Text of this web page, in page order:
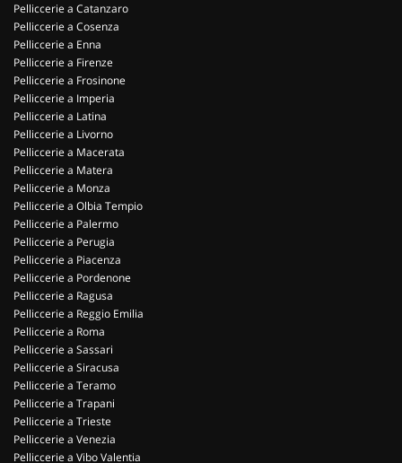
Pelliccerie a Catanzaro
Pelliccerie a Cosenza
Pelliccerie a Enna
Pelliccerie a Firenze
Pelliccerie a Frosinone
Pelliccerie a Imperia
Pelliccerie a Latina
Pelliccerie a Livorno
Pelliccerie a Macerata
Pelliccerie a Matera
Pelliccerie a Monza
Pelliccerie a Olbia Tempio
Pelliccerie a Palermo
Pelliccerie a Perugia
Pelliccerie a Piacenza
Pelliccerie a Pordenone
Pelliccerie a Ragusa
Pelliccerie a Reggio Emilia
Pelliccerie a Roma
Pelliccerie a Sassari
Pelliccerie a Siracusa
Pelliccerie a Teramo
Pelliccerie a Trapani
Pelliccerie a Trieste
Pelliccerie a Venezia
Pelliccerie a Vibo Valentia